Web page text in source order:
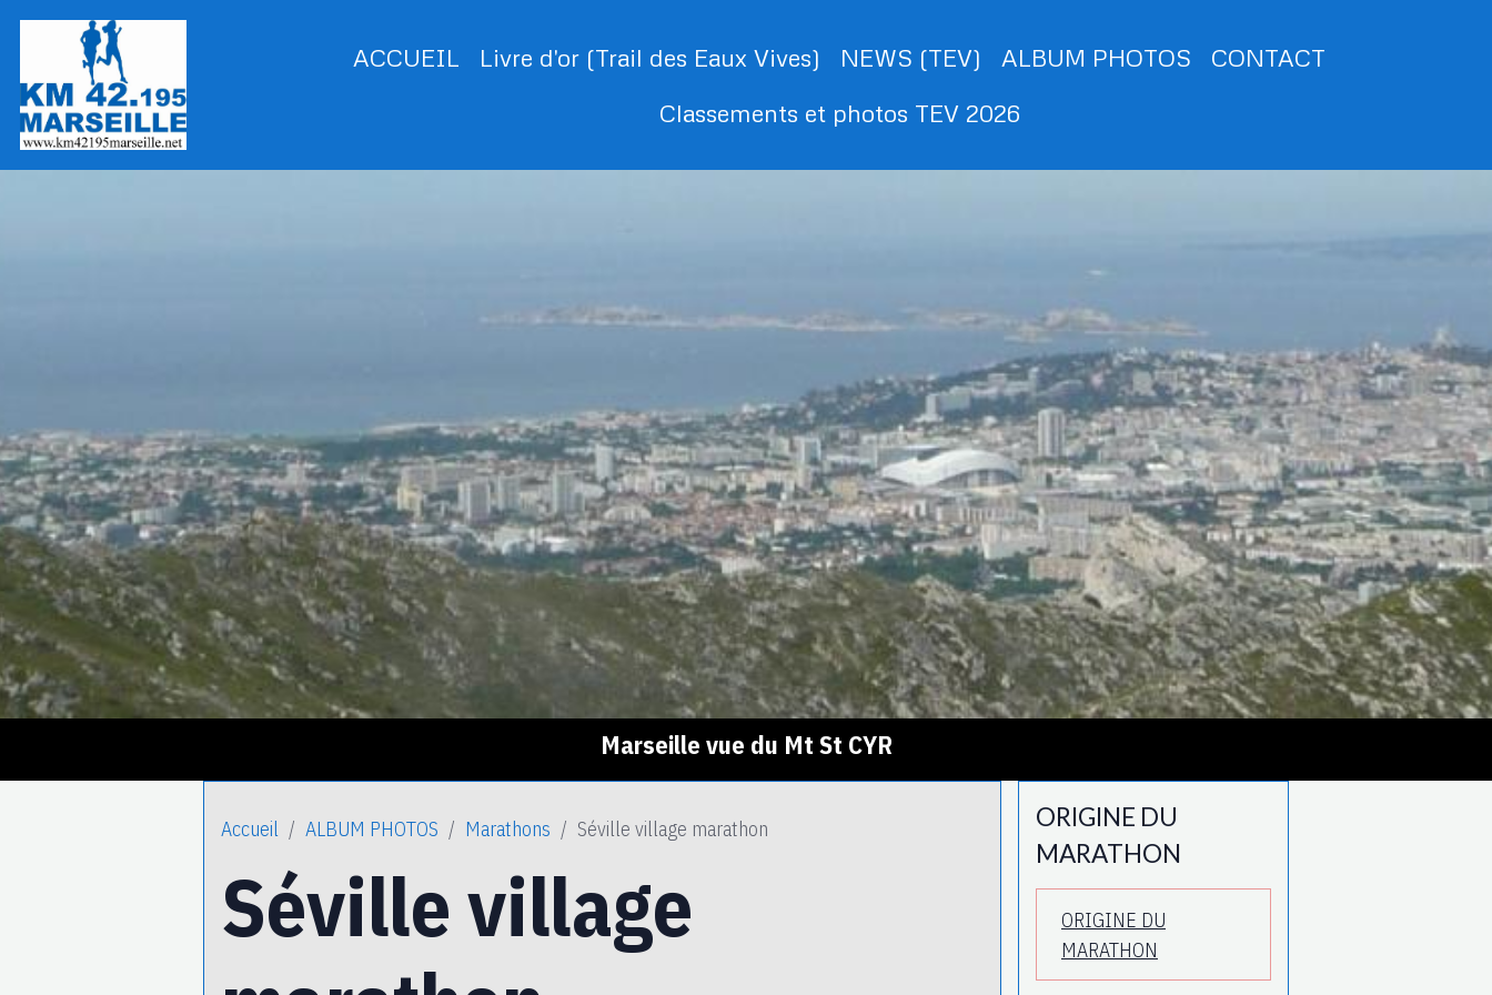
ACCUEIL Livre d'or (Trail des Eaux Vives) NEWS (TEV) ALBUM PHOTOS
CONTACT
Classements et photos TEV 2026
Marseille vue du Mt St CYR
Accueil ALBUM PHOTOS Marathons Séville village marathon
Séville village
ORIGINE DU
MARATHON
ORIGINE DU
MARATHON